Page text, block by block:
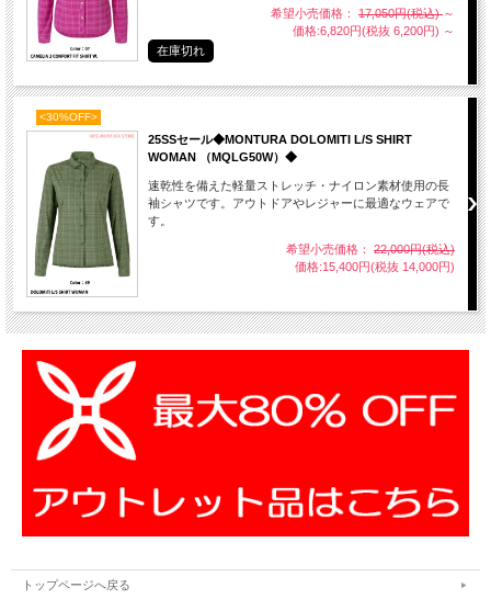
希望小売価格： 17,050円(税込)～
価格:6,820円(税抜 6,200円) ～
在庫切れ
<30%OFF>
25SSセール◆MONTURA DOLOMITI L/S SHIRT
WOMAN （MQLG50W）◆
速乾性を備えた軽量ストレッチ・ナイロン素材使用の長
袖シャツです。アウトドアやレジャーに最適なウェアで
す。
希望小売価格： 22,000円(税込)
価格:15,400円(税抜 14,000円)
トップページへ戻る